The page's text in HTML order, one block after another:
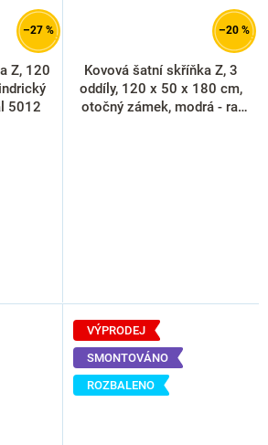
–27 %
Z, 120
5012
–20 %
Kovová šatní skříňka Z, 3
oddíly, 120 x 50 x 180 cm,
otočný zámek, modrá - ral
VÝPRODEJ
ROZBALENO
SMONTOVÁNO